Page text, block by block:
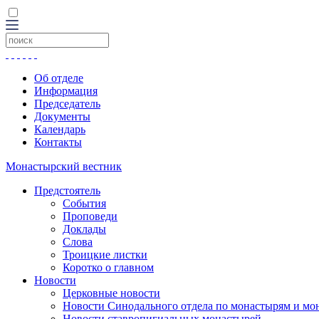
Об отделе
Информация
Председатель
Документы
Календарь
Контакты
Монастырский вестник
Предстоятель
События
Проповеди
Доклады
Слова
Троицкие листки
Коротко о главном
Новости
Церковные новости
Новости Синодального отдела по монастырям и